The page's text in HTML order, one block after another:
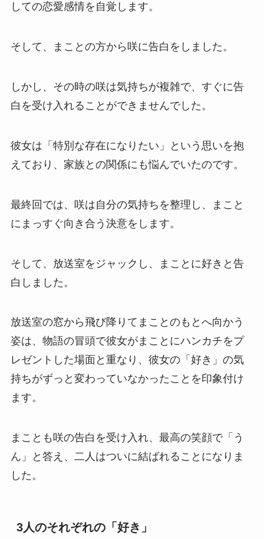
しての恋愛感情を自覚します。
そして、まことの方から咲に告白をしました。
しかし、その時の咲は気持ちが複雑で、すぐに告
白を受け入れることができませんでした。
彼女は「特別な存在になりたい」という思いを抱
えており、家族との関係にも悩んでいたのです。
最終回では、咲は自分の気持ちを整理し、まこと
にまっすぐ向き合う決意をします。
そして、放送室をジャックし、まことに好きと告
白しました。
放送室の窓から飛び降りてまことのもとへ向かう
姿は、物語の冒頭で彼女がまことにハンカチをプ
レゼントした場面と重なり、彼女の「好き」の気
持ちがずっと変わっていなかったことを印象付け
ます。
まことも咲の告白を受け入れ、最高の笑顔で「う
ん」と答え、二人はついに結ばれることになりま
した。
3人のそれぞれの「好き」